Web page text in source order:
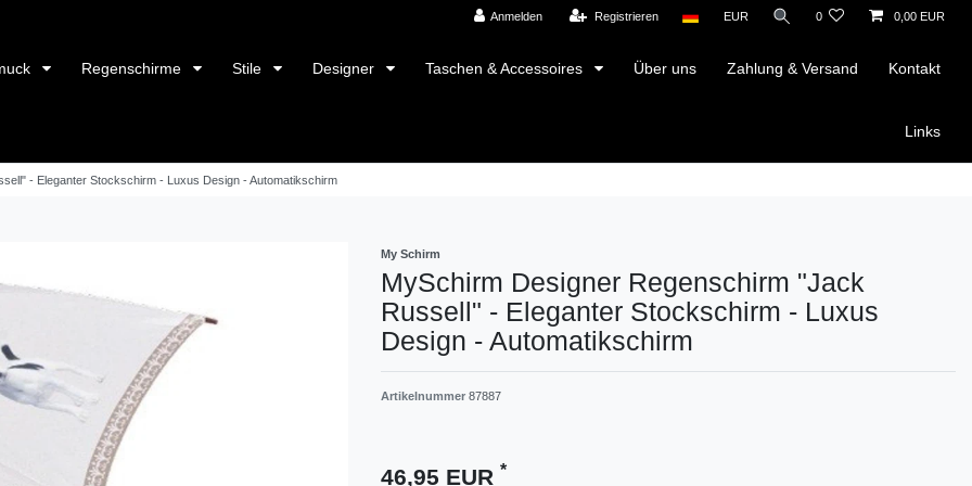
Anmelden Registrieren EUR 0 0,00 EUR
Regenschirme Stile Designer Taschen & Accessoires Über uns Zahlung & Versand Kontakt
Links
- Eleganter Stockschirm - Luxus Design - Automatikschirm
My Schirm
MySchirm Designer Regenschirm "Jack
Russell" - Eleganter Stockschirm - Luxus
Design - Automatikschirm
Artikelnummer 87887
46,95 EUR *